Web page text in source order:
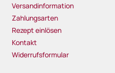
Versandinformation
Zahlungsarten
Rezept einlösen
Kontakt
Widerrufsformular